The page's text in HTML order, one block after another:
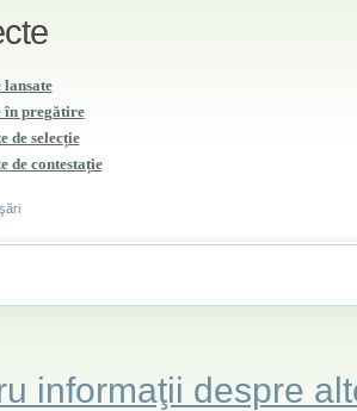
lansate
în pregătire
de selecție
de contestație
informaţii despre